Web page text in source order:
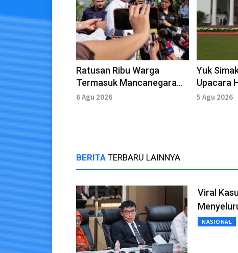
Ratusan Ribu Warga
Termasuk Mancanegara
Antusias War Ticket HUT
6 Agu 2026
Yuk
Upacara
Istana,
5 Agu 2026
BERITA TERBARU LAINNYA
Viral
NASIONAL